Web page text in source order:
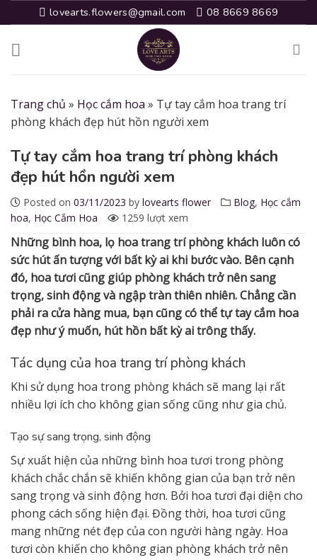
to
content
lovearts.flowers@gmail.com 08 8669 8669
Trang chủ » Học cắm hoa » Tự tay cắm hoa trang trí
phòng khách đẹp hút hồn người xem
Tự tay cắm hoa trang trí phòng khách
đẹp hút hồn người xem
Posted on 03/11/2023 by lovearts flower Blog, Học cắm
hoa, Học Cắm Hoa 1259 lượt xem
Những bình hoa, lọ hoa trang trí phòng khách luôn có
sức hút ấn tượng với bất kỳ ai khi bước vào. Bên cạnh
đó, hoa tươi cũng giúp phòng khách trở nên sang
trọng, sinh động và ngập tràn thiên nhiên. Chẳng cần
phải ra cửa hàng mua, bạn cũng có thể tự tay cắm hoa
đẹp như ý muốn, hút hồn bất kỳ ai trông thấy.
Tác dụng của hoa trang trí phòng khách
Khi sử dụng hoa trong phòng khách sẽ mang lại rất
nhiều lợi ích cho không gian sống cũng như gia chủ.
Tạo sự sang trọng, sinh động
Sự xuất hiện của những bình hoa tươi trong phòng
khách chắc chắn sẽ khiến không gian của bạn trở nên
sang trọng và sinh động hơn. Bởi hoa tươi đại diện cho
phong cách sống hiện đại. Đồng thời, hoa tươi cũng
mang những nét đẹp của con người hàng ngày. Hoa
tươi còn khiến cho không gian phòng khách trở nên